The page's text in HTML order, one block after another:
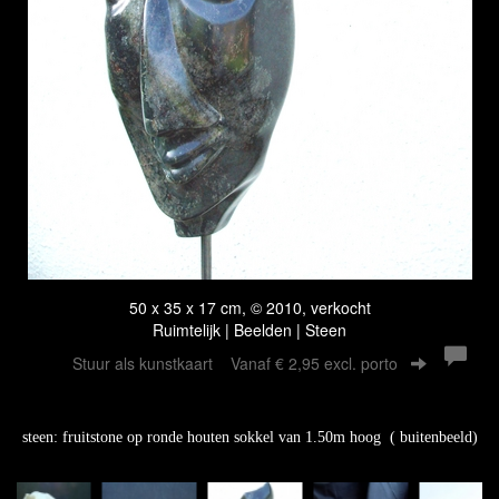
50 x 35 x 17 cm, © 2010, verkocht
Ruimtelijk | Beelden | Steen
Stuur als kunstkaart Vanaf € 2,95 excl. porto
steen: fruitstone op ronde houten sokkel van 1.50m hoog ( buitenbeeld)